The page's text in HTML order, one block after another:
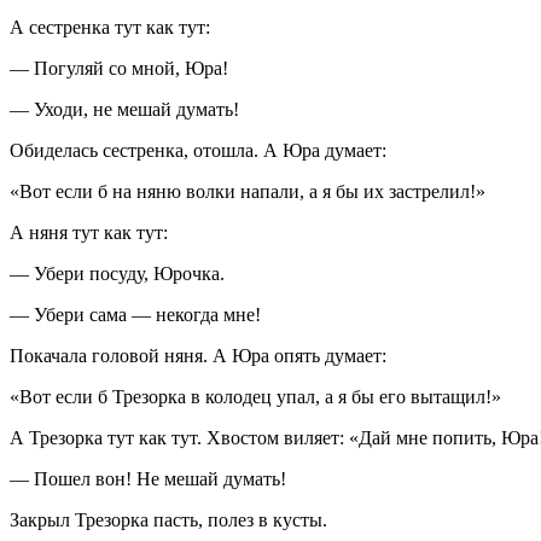
А сестренка тут как тут:
— Погуляй со мной, Юра!
— Уходи, не мешай думать!
Обиделась сестренка, отошла. А Юра думает:
«Вот если б на няню волки напали, а я бы их застрелил!»
А няня тут как тут:
— Убери посуду, Юрочка.
— Убери сама — некогда мне!
Покачала головой няня. А Юра опять думает:
«Вот если б Трезорка в колодец упал, а я бы его вытащил!»
А Трезорка тут как тут. Хвостом виляет: «Дай мне попить,
— Пошел вон! Не мешай думать!
Закрыл Трезорка пасть, полез в кусты.